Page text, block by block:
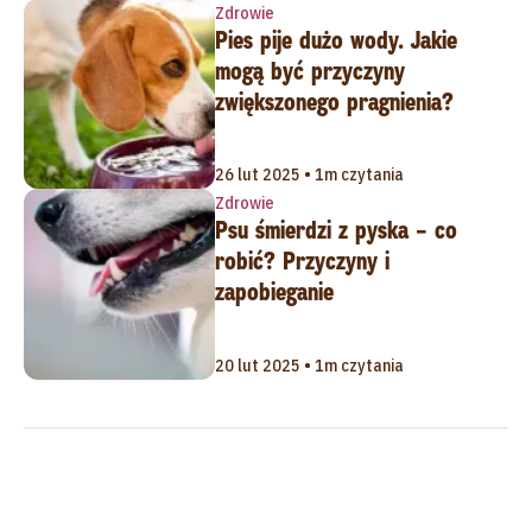
Zdrowie
Pies pije dużo wody. Jakie
mogą być przyczyny
zwiększonego pragnienia?
26 lut 2025 • 1m czytania
Zdrowie
Psu śmierdzi z pyska – co
robić? Przyczyny i
zapobieganie
20 lut 2025 • 1m czytania